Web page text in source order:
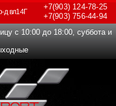
+7(903)124-78-25
+7(903)756-44-94
д вл14Г
с 10:00 до 18:00, суббота и